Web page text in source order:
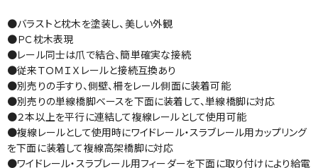
●バラストと枕木を塗装し、美しい外観
●ＰＣ枕木表現
●レール同士は爪で結合、簡単確実な接続
●従来ＴＯＭＩＸレールと接続互換あり
●別売りの手すり、側壁、柵をレール側面に装着可能
●別売りの単線橋脚ベースを下面に装着して、単線橋脚に対応
●２本以上を平行に連結して複線レールとして使用可能
●複線レールとして使用時にワイドレール・スラブレール用カップリング
を下面に装着して複線高架橋脚に対応
●ワイドレール・スラブレール用フィーダーを下面に取り付けにより給電